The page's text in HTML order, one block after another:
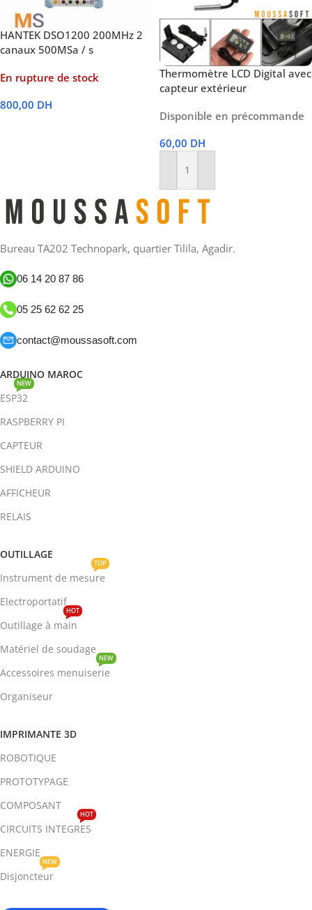
HANTEK DSO1200 200MHz 2
canaux 500MSa / s
En rupture de stock
800,00 DH
Thermomètre LCD Digital avec
capteur extérieur
Disponible en précommande
60,00 DH
Ajouter Au Panier
Bureau TA202 Technopark, quartier Tilila, Agadir.
06 14 20 87 86
05 25 62 62 25
contact@moussasoft.com
ARDUINO MAROC
ESP32
NEW
RASPBERRY PI
CAPTEUR
SHIELD ARDUINO
AFFICHEUR
RELAIS
OUTILLAGE
Instrument de mesure
TOP
Electroportatif
Outillage à main
HOT
Matériel de soudage
Accessoires menuiserie
NEW
Organiseur
IMPRIMANTE 3D
ROBOTIQUE
PROTOTYPAGE
COMPOSANT
CIRCUITS INTEGRES
HOT
ENERGIE
Disjoncteur
NEW